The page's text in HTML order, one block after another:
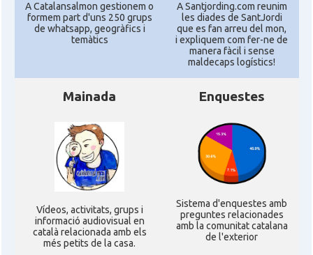
A Catalansalmon gestionem o
formem part d'uns 250 grups
de whatsapp, geogràfics i
temàtics
A Santjording.com reunim
les diades de SantJordi
que es fan arreu del mon,
i expliquem com fer-ne de
manera fàcil i sense
maldecaps logí­stics!
Mainada
Ví­deos, activitats, grups i
informació audiovisual en
català relacionada amb els
més petits de la casa.
Enquestes
Sistema d'enquestes amb
preguntes relacionades
amb la comunitat catalana
de l'exterior